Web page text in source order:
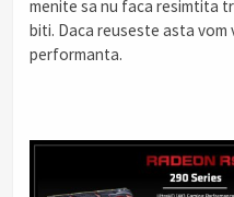
menite sa nu faca resimtita
biti. Daca reuseste asta
performanta.